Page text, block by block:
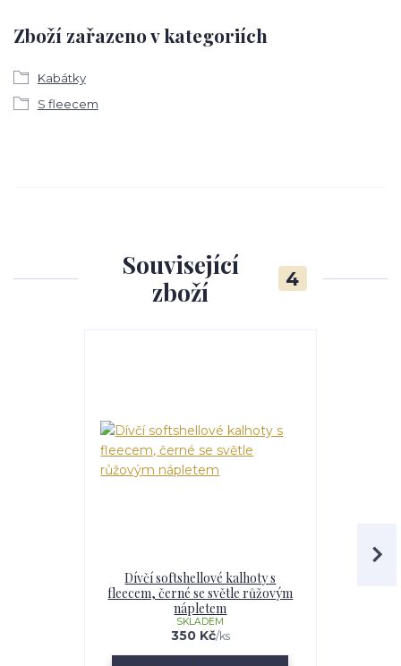
Zboží zařazeno v kategoriích
Kabátky
S fleecem
Související
zboží
4
Dívčí softshellové kalhoty s
fleecem, černé se světle růžovým
nápletem
350 Kč/ks
SKLADEM